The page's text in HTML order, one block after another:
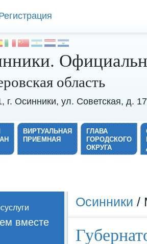
область
г. Осинники, ул. Советская, д.
ВИРТУАЛЬНАЯ
ПРИЕМНАЯ
ГЛАВА
ГОРОДСКОГО
ОКРУГА
Осинники /
вместе